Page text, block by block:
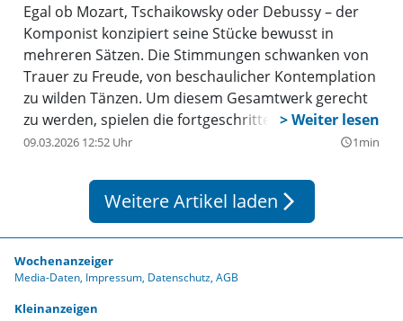
Egal ob Mozart, Tschaikowsky oder Debussy – der
Komponist konzipiert seine Stücke bewusst in
mehreren Sätzen. Die Stimmungen schwanken von
Trauer zu Freude, von beschaulicher Kontemplation
zu wilden Tänzen. Um diesem Gesamtwerk gerecht
zu werden, spielen die fortgeschrittenen
Schülerinnen und Schüler der Musikschule
um 19.00 Uhr die „ganzen Werke“ im Pfarrheim St.
Georg in Unterbiberg. Der Eintritt zum Konzert
unter der Leitung von Petra Knapek ist frei.
09.03.2026 12:52 Uhr query_builder1min
Weitere Artikel laden arrow_forward_ios
Wochenanzeiger
Media-Daten Impressum Datenschutz AGB
Kleinanzeigen